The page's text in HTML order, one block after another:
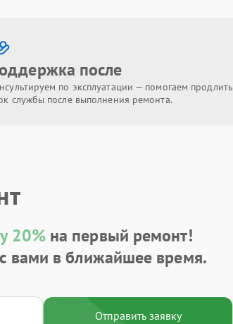
после
по эксплуатации — помогаем продлить
службы после выполнения ремонта.
20%на первый ремонт!
вами в ближайшее время.
Отправить заявку